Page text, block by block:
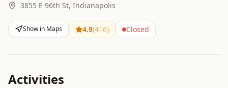
3855 E 96th St, Indianapolis
Show in Maps 4.9(416) Closed
Activities